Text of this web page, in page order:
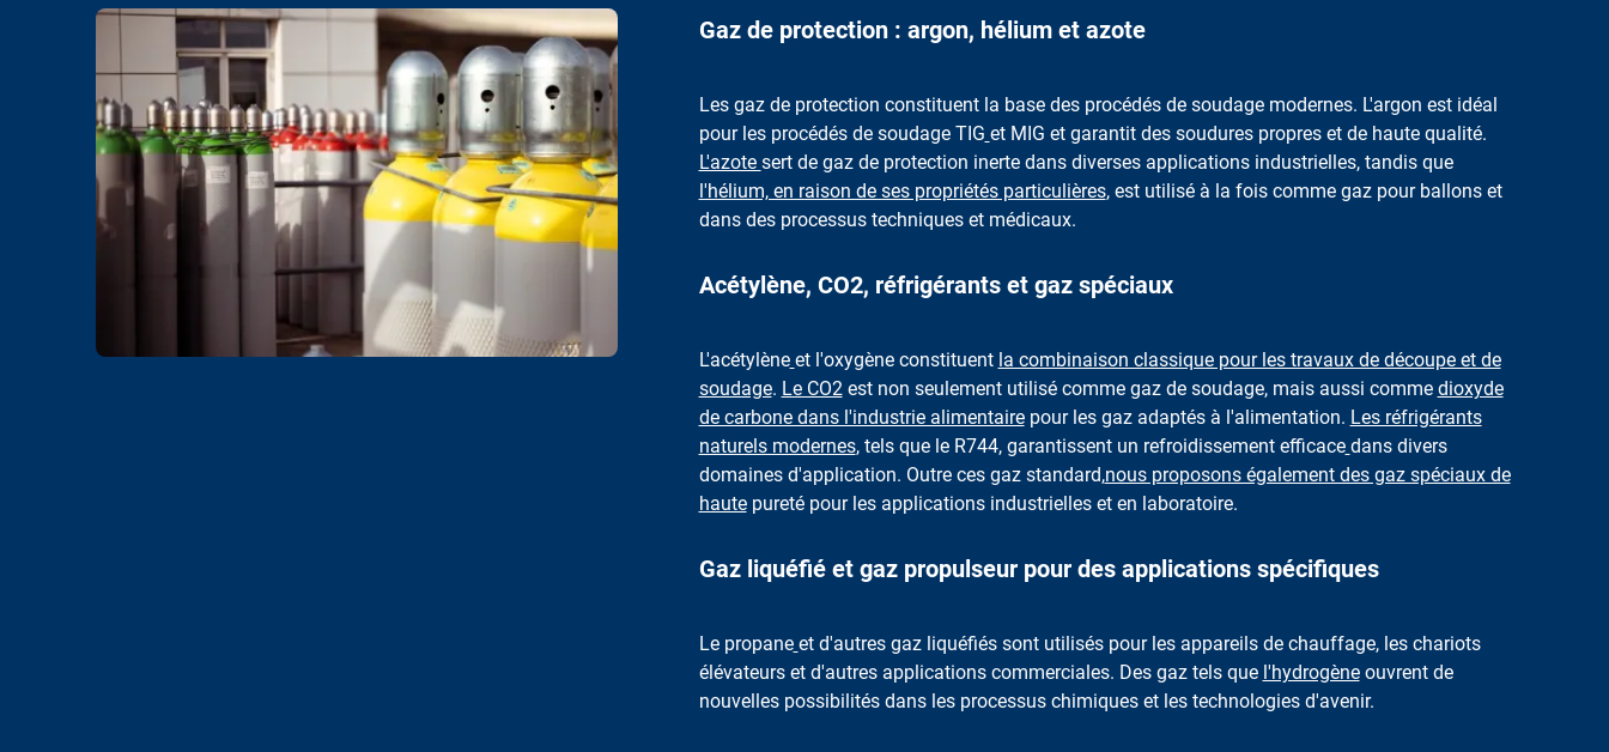
Gaz de protection : argon, hélium et azote
Les gaz de protection constituent la base des procédés de soudage modernes. L'argon est idéal
pour les procédés de soudage TIG et MIG et garantit des soudures propres et de haute qualité.
L'azote sert de gaz de protection inerte dans diverses applications industrielles, tandis que
l'hélium, en raison de ses propriétés particulières, est utilisé à la fois comme gaz pour ballons et
dans des processus techniques et médicaux.
Acétylène, CO2, réfrigérants et gaz spéciaux
L'acétylène et l'oxygène constituent la combinaison classique pour les travaux de découpe et de
soudage. Le CO2est non seulement utilisé comme gaz de soudage, mais aussi comme dioxyde
de carbone dans l'industrie alimentairepour les gaz adaptés à l'alimentation. Les réfrigérants
naturels modernes, tels que le R744, garantissent un refroidissement efficace dans divers
domaines d'application. Outre ces gaz standard,nous proposons également des gaz spéciaux de
hautepureté pour les applications industrielles et en laboratoire.
Gaz liquéfié et gaz propulseur pour des applications spécifiques
Le propane et d'autres gaz liquéfiés sont utilisés pour les appareils de chauffage, les chariots
élévateurs et d'autres applications commerciales. Des gaz tels que l'hydrogène ouvrent de
nouvelles possibilités dans les processus chimiques et les technologies d'avenir.